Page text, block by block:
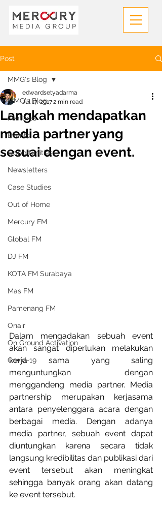
Post
MMG's Blog
Features
Events
Opportunities
Newsletters
Case Studies
Out of Home
Mercury FM
Global FM
DJ FM
KOTA FM Surabaya
Mas FM
Pamenang FM
Onair
On Ground Activation
Covid-19
MMG's Blog
Langkah mendapatkan
media partner yang
sesuai dengan event.
edwardsetyadarma
Jul 17, 20172 min read
Dalam mengadakan sebuah event
akan sangat diperlukan melakukan
kerja sama yang saling
menguntungkan dengan
menggandeng media partner. Media
partnership merupakan kerjasama
antara penyelenggara acara dengan
berbagai media. Dengan adanya
media partner, sebuah event dapat
diuntungkan karena secara tidak
langsung kredibilitas dan publikasi dari
event tersebut akan meningkat
sehingga banyak orang akan datang
ke event tersebut.